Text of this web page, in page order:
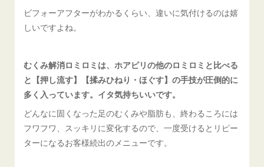
ビフォーアフターがわかるくらい、違いに気付けるのは嬉
しいですよね。
むくみ解消ロミロミは、ホアピリの他のロミロミと比べる
と【押し流す】【揉みひねり・ほぐす】の手技が圧倒的に
多く入っています。イタ気持ちいいです。
どんなに固くなった足のむくみや脂肪も、終わるころには
フワフワ、スッキリに変化するので、一度受けるとリピー
ターになるお客様続出のメニューです。